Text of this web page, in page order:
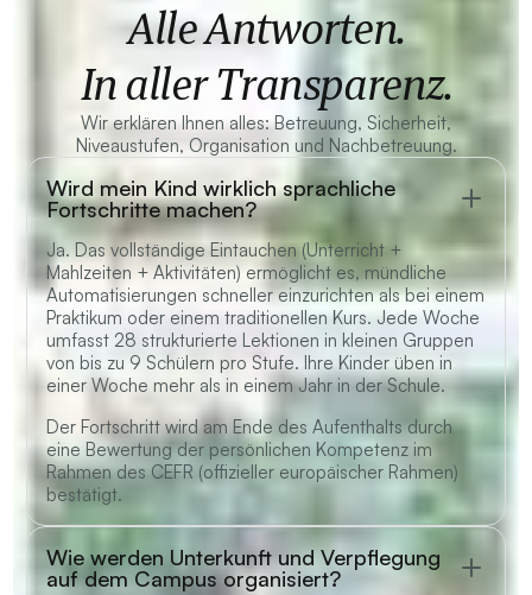
Alle Antworten.
In aller Transparenz.
Wir erklären Ihnen alles: Betreuung, Sicherheit,
Niveaustufen, Organisation und Nachbetreuung.
Wird mein Kind wirklich sprachliche
Fortschritte machen?
Ja. Das vollständige Eintauchen (Unterricht +
Mahlzeiten + Aktivitäten) ermöglicht es, mündliche
Automatisierungen schneller einzurichten als bei einem
Praktikum oder einem traditionellen Kurs. Jede Woche
umfasst 28 strukturierte Lektionen in kleinen Gruppen
von bis zu 9 Schülern pro Stufe. Ihre Kinder üben in
einer Woche mehr als in einem Jahr in der Schule.
Der Fortschritt wird am Ende des Aufenthalts durch
eine Bewertung der persönlichen Kompetenz im
Rahmen des CEFR (offizieller europäischer Rahmen)
bestätigt.
Wie werden Unterkunft und Verpflegung
auf dem Campus organisiert?